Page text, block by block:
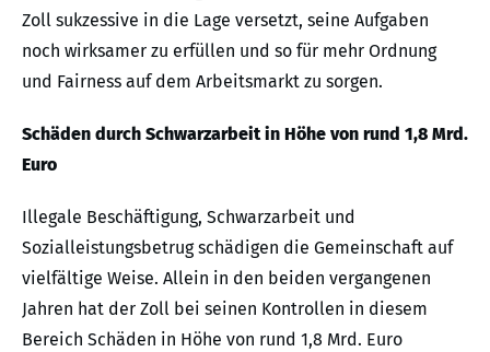
Zoll sukzessive in die Lage versetzt, seine Aufgaben
noch wirksamer zu erfüllen und so für mehr Ordnung
und Fairness auf dem Arbeitsmarkt zu sorgen.
Schäden durch Schwarzarbeit in Höhe von rund 1,8 Mrd.
Euro
Illegale Beschäftigung, Schwarzarbeit und
Sozialleistungsbetrug schädigen die Gemeinschaft auf
vielfältige Weise. Allein in den beiden vergangenen
Jahren hat der Zoll bei seinen Kontrollen in diesem
Bereich Schäden in Höhe von rund 1,8 Mrd. Euro